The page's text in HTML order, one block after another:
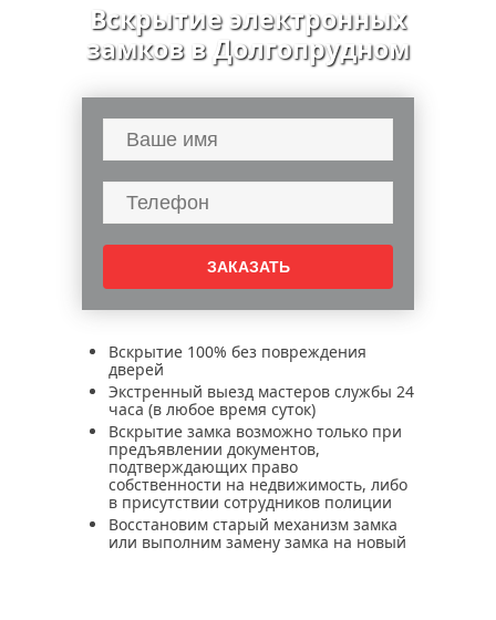
вскрытие кодовых замков
вскрытие цилиндровых замков
вскрытие навесных замков
вскрытие гаражных замков
вскрытие ригельных замков
вскрытие электронных сейфов
вскрытие железных дверей
вскрытие автомобилей
ремонт электронных замков
цены на услуги по установке
электронных замков
установка электронных замков в москве
установка электронных замков aqara
установка электронных замков philips
электронные умные замки
электронные замки aqara
электронные замки dircode
Вскрытие электронных
замков в Долгопрудном
Вскрытие 100% без повреждения
дверей
Экстренный выезд мастеров службы 24
часа (в любое время суток)
Вскрытие замка возможно только при
предъявлении документов,
подтверждающих право
собственности на недвижимость, либо
в присутствии сотрудников полиции
Восстановим старый механизм замка
или выполним замену замка на новый